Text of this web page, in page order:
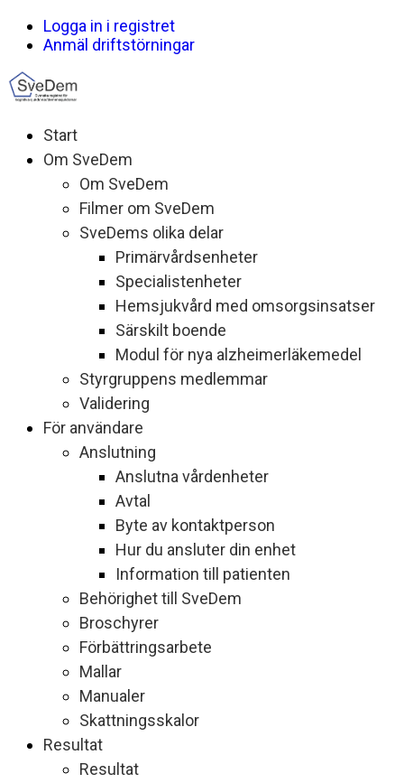
Logga in i registret
Anmäl driftstörningar
Start
Om SveDem
Om SveDem
Filmer om SveDem
SveDems olika delar
Primärvårdsenheter
Specialistenheter
Hemsjukvård med omsorgsinsatser
Särskilt boende
Modul för nya alzheimerläkemedel
Styrgruppens medlemmar
Validering
För användare
Anslutning
Anslutna vårdenheter
Avtal
Byte av kontaktperson
Hur du ansluter din enhet
Information till patienten
Behörighet till SveDem
Broschyrer
Förbättringsarbete
Mallar
Manualer
Skattningsskalor
Resultat
Resultat